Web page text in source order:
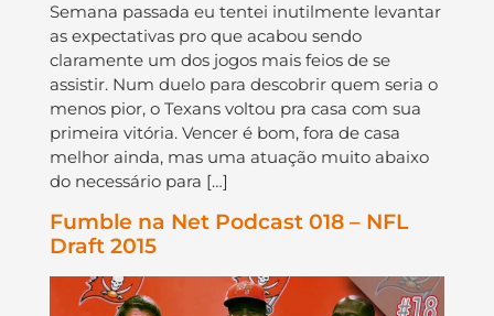
Semana passada eu tentei inutilmente levantar
as expectativas pro que acabou sendo
claramente um dos jogos mais feios de se
assistir. Num duelo para descobrir quem seria o
menos pior, o Texans voltou pra casa com sua
primeira vitória. Vencer é bom, fora de casa
melhor ainda, mas uma atuação muito abaixo
do necessário para […]
Fumble na Net Podcast 018 – NFL
Draft 2015